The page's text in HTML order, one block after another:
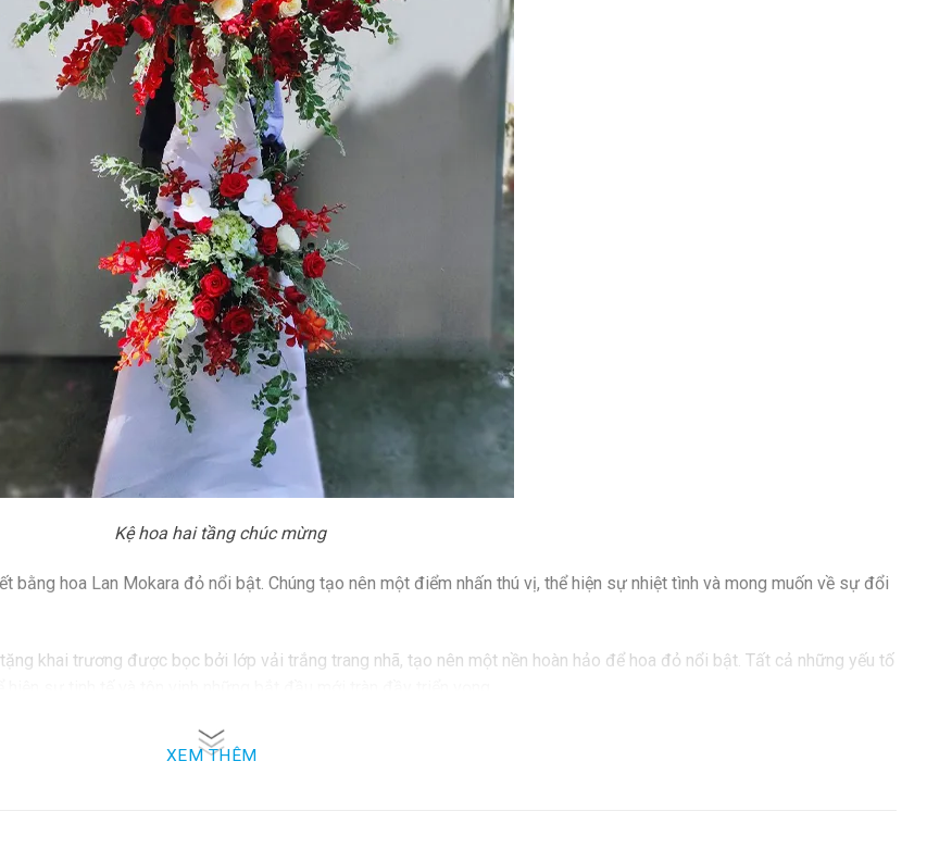
Kệ hoa hai tầng chúc mừng
bằng hoa Lan Mokara đỏ nổi bật. Chúng tạo nên một điểm nhấn thú vị, thể hiện sự nhiệt tình và mong muốn về sự đổi
khai trương được bọc bởi lớp vải trắng trang nhã, tạo nên một nền hoàn hảo để hoa đỏ nổi bật. Tất cả những yếu tố
Tại Hoa Việt 247
XEM THÊM